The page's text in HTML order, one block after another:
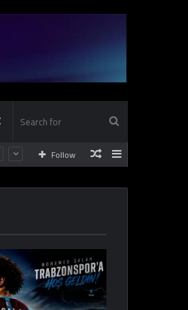
for
Random
Article
Random
Follow